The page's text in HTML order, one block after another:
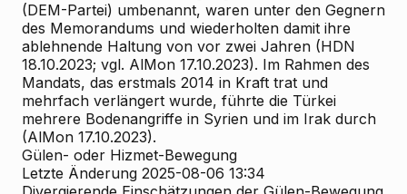
(DEM-Partei) umbenannt, waren unter den Gegnern
des Memorandums und wiederholten damit ihre
ablehnende Haltung von vor zwei Jahren (HDN
18.10.2023; vgl. AlMon 17.10.2023). Im Rahmen des
Mandats, das erstmals 2014 in Kraft trat und
mehrfach verlängert wurde, führte die Türkei
mehrere Bodenangriffe in Syrien und im Irak durch
(AlMon 17.10.2023).
Gülen- oder Hizmet-Bewegung
Letzte Änderung 2025-08-06 13:34